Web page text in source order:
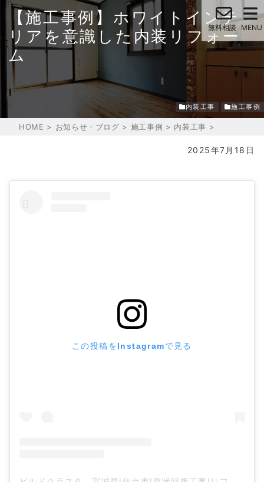
内装工事 施工事例
【施工事例】ホワイトインテ
リアを意識した内装リフォー
ム
HOME > お知らせ・ブログ > 施工事例 > 内装工事 >
2025年7月18日
この投稿をInstagramで見る